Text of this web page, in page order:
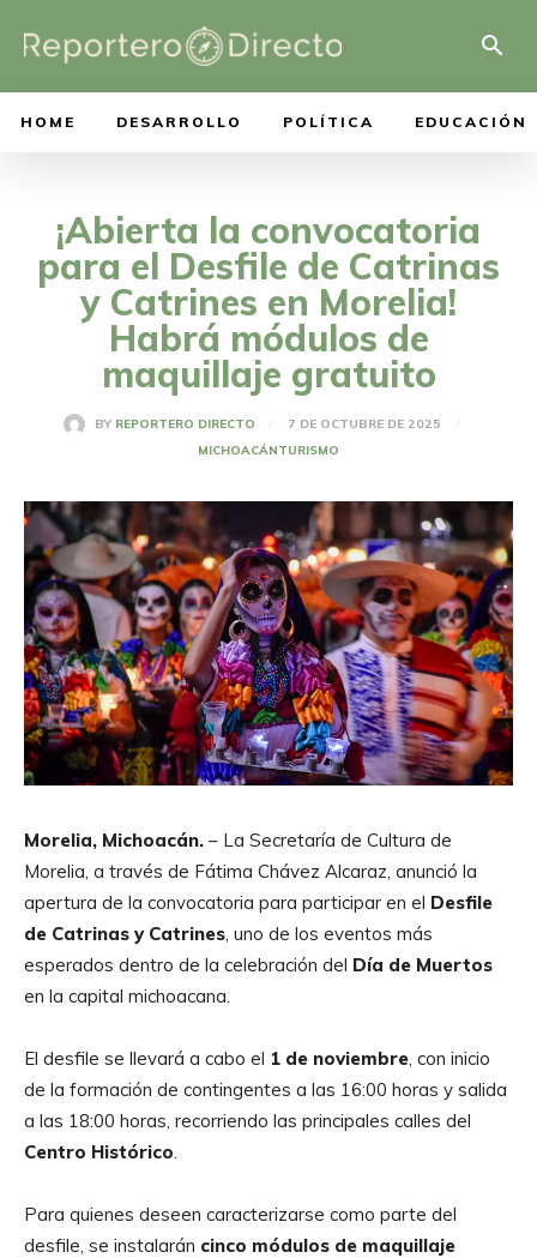
HOME DESARROLLO POLÍTICA EDUCACIÓN
¡Abierta la convocatoria
para el Desfile de Catrinas
y Catrines en Morelia!
Habrá módulos de
maquillaje gratuito
BY REPORTERO DIRECTO
7 DE OCTUBRE DE 2025
MICHOACÁNTURISMO
Morelia, Michoacán. – La Secretaría de Cultura de
Morelia, a través de Fátima Chávez Alcaraz, anunció la
apertura de la convocatoria para participar en el Desfile
de Catrinas y Catrines, uno de los eventos más
esperados dentro de la celebración del Día de Muertos
en la capital michoacana.
El desfile se llevará a cabo el 1 de noviembre, con inicio
de la formación de contingentes a las 16:00 horas y salida
a las 18:00 horas, recorriendo las principales calles del
Centro Histórico.
Para quienes deseen caracterizarse como parte del
desfile, se instalarán cinco módulos de maquillaje